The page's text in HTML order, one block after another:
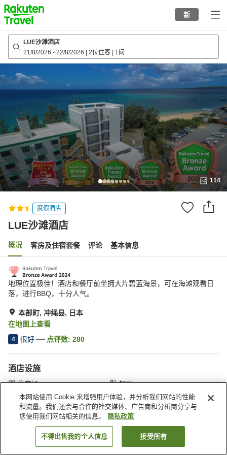
to
top
page
新
LUE沙滩酒店
21/8/2026 - 22/8/2026 2位住客 1间
114
度假酒店
LUE沙滩酒店
概况 客房及住宿套餐 评论 基本信息
地理位置极佳！酒店和餐厅前坐拥大片碧蓝海景，可在海滩观看日
落，进行BBQ，十分人气。
本部町, 冲绳县, 日本
在地图上查看
4 很好 点评数: 280
酒店设施
停车场
餐厅
自动售货机
付费洗衣房
首页 日本 冲绳县 本部町 LUE沙滩酒店
搜索客房
本网站使用 Cookie 来增强用户体验，并分析我们网站的性能
和流量。我们还会与合作的社交媒体、广告商和分析商分享与
您使用我们网站相关的信息。
隐私政策
不得出售我的个人信息 接受所有